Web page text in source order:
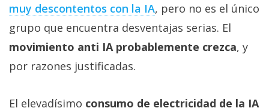
muy descontentos con la IA‎, pero no es el único
grupo que encuentra desventajas serias. El
movimiento anti IA probablemente crezca, y
por razones justificadas.
El elevadísimo consumo de electricidad de la IA